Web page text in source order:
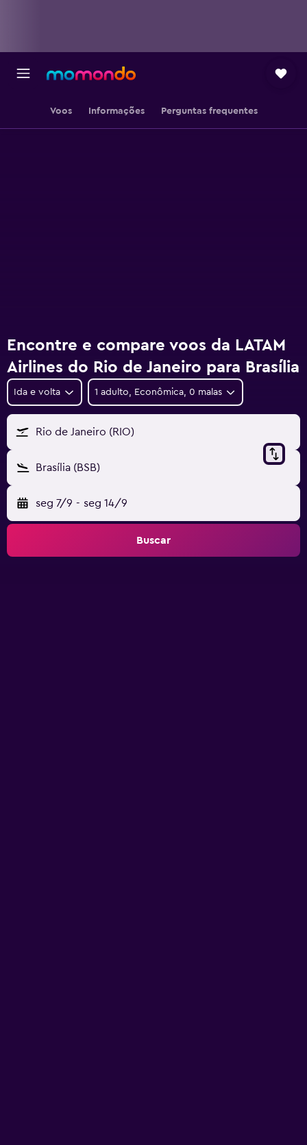
Voos Informações Perguntas frequentes
Encontre e compare voos da LATAM
Airlines do Rio de Janeiro para Brasília
Ida e volta 1 adulto, Econômica, 0 malas
Rio de Janeiro (RIO)
Brasília (BSB)
seg 7/9 - seg 14/9
Buscar